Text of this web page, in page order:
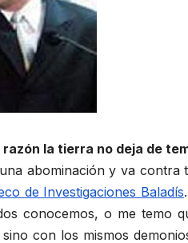
razón la tierra no deja de
abominación y va
de Investigaciones Baladís
conocemos, o me temo
con los mismos